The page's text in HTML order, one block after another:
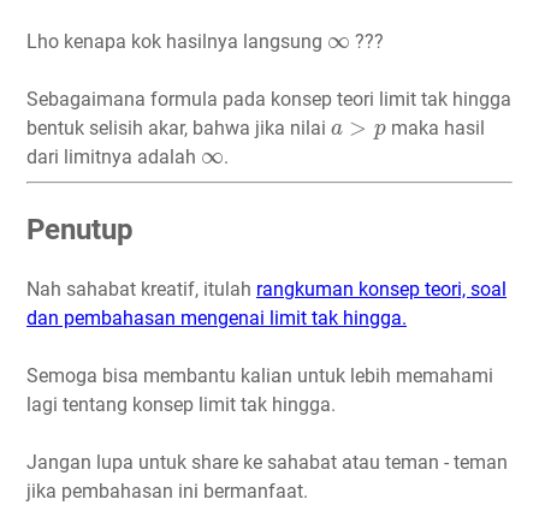
Lho kenapa kok hasilnya langsung ∞
∞ ???
Sebagaimana formula pada konsep teori limit tak hingga
bentuk selisih akar, bahwa jika nilai a > p
a >p
maka hasil
dari limitnya adalah ∞
∞ .
Penutup
Nah sahabat kreatif, itulah rangkuman konsep teori, soal
dan pembahasan mengenai limit tak hingga.
Semoga bisa membantu kalian untuk lebih memahami
lagi tentang konsep limit tak hingga.
Jangan lupa untuk share ke sahabat atau teman - teman
jika pembahasan ini bermanfaat.